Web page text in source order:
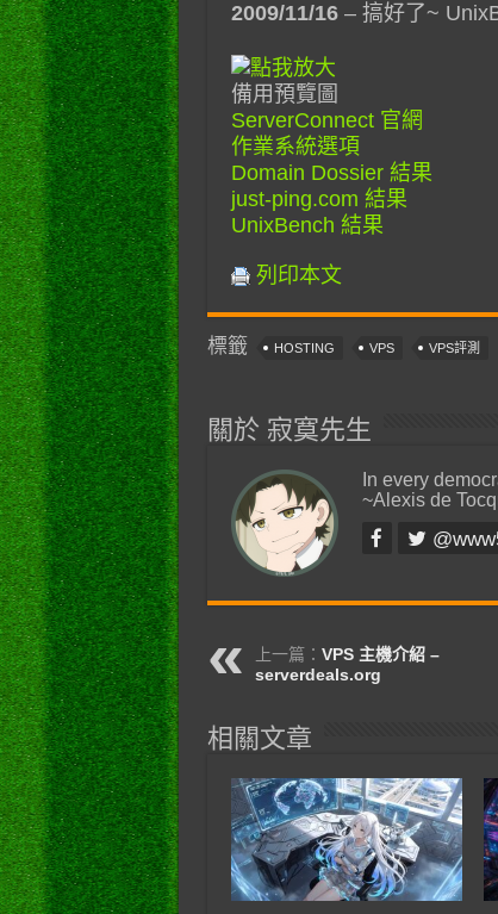
2009/11/16– 搞好了~
備用預覽圖
ServerConnect 官網
作業系統選項
Domain Dossier 結果
just-ping.com 結果
UnixBench 結果
列印本文
標籤 HOSTING VPS VPS評測
關於 寂寞先生
In every
~Alexis de
上一篇： VPS 主機介紹 –
serverdeals.org
相關文章